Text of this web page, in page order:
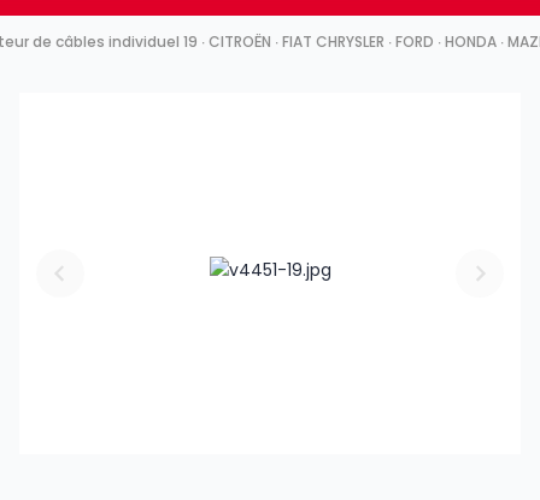
de câbles individuel 19 ∙ CITROËN ∙ FIAT CHRYSLER ∙ FORD ∙ HONDA ∙